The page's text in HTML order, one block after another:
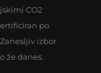
CO2
po
izbor
že danes.